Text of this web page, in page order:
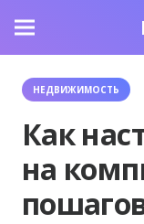
НЕДВИЖИМОСТЬ
Как
на